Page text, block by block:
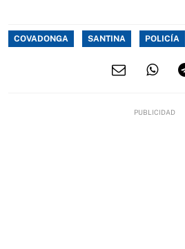
COVADONGA SANTINA POLICÍA